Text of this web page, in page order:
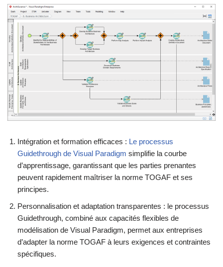
Intégration et formation efficaces : Le processus
Guidethrough de Visual Paradigm simplifie la courbe
d’apprentissage, garantissant que les parties prenantes
peuvent rapidement maîtriser la norme TOGAF et ses
principes.
Personnalisation et adaptation transparentes : le processus
Guidethrough, combiné aux capacités flexibles de
modélisation de Visual Paradigm, permet aux entreprises
d’adapter la norme TOGAF à leurs exigences et contraintes
spécifiques.